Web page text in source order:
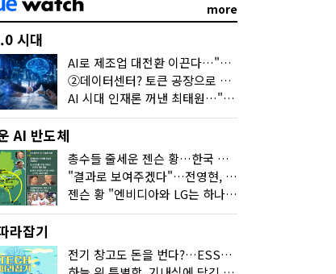
more
시대
AI로 제조업 대전환 이끈다…"2030년까지 민관합동 20조 투자"
②데이터센터? 토큰 공장으로 변신
AI 시대 인재론 꺼낸 최태원…"협업이 경쟁력"
AI 반도체
총수들 줄세운 젠슨 황…한국 산업계 새판 짰다
"결과로 보여주겠다"…전영현, 젠슨 황과 HBM5 논의
젠슨 황 "엔비디아와 LG는 하나의 거대한 팀"
라잡기
전기 창고도 돈을 번다?…ESS의 '두뇌' EMO가 뭐길래